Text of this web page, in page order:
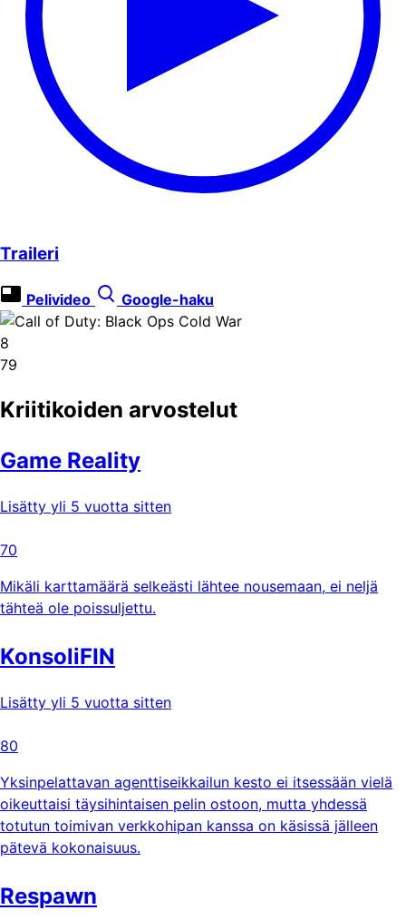
Traileri
Pelivideo Google-haku
8
79
Kriitikoiden arvostelut
Game Reality
Lisätty yli 5 vuotta sitten
70
Mikäli karttamäärä selkeästi lähtee nousemaan, ei neljä
tähteä ole poissuljettu.
KonsoliFIN
Lisätty yli 5 vuotta sitten
80
Yksinpelattavan agenttiseikkailun kesto ei itsessään vielä
oikeuttaisi täysihintaisen pelin ostoon, mutta yhdessä
totutun toimivan verkkohipan kanssa on käsissä jälleen
pätevä kokonaisuus.
Respawn